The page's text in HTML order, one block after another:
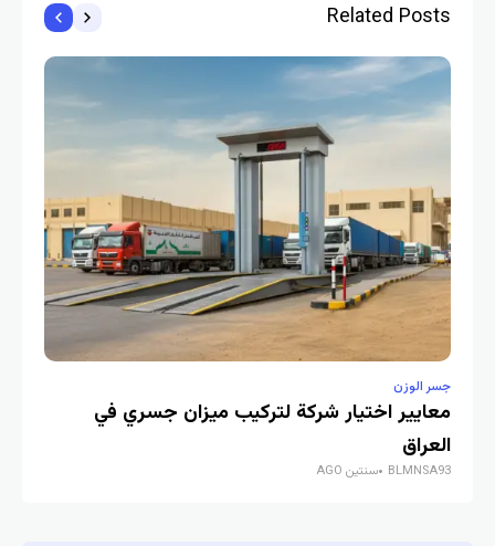
Related Posts
جسر الوزن
معايير اختيار شركة لتركيب ميزان جسري في
العراق
BLMNSA93 سنتين AGO